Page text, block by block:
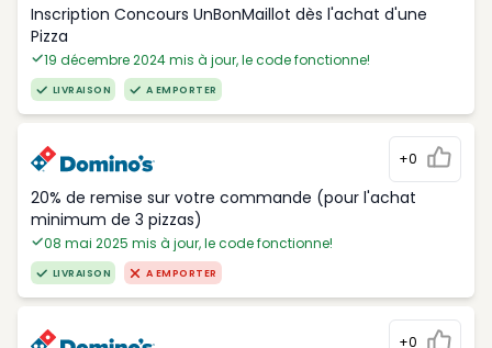
Inscription Concours UnBonMaillot dès l'achat d'une
Pizza
19 décembre 2024 mis à jour, le code fonctionne!
LIVRAISON A EMPORTER
+0
20% de remise sur votre commande (pour l'achat
minimum de 3 pizzas)
08 mai 2025 mis à jour, le code fonctionne!
LIVRAISON A EMPORTER
+0